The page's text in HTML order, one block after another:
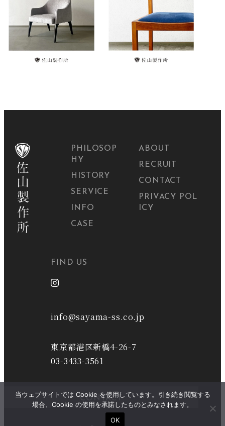
PHILOSOP
HY
HISTORY
SERVICE
INFO
CASE
ABOUT
RECRUIT
CONTACT
PRIVACY POL
ICY
FIND US
info@sayama-ss.co.jp
東京都港区新橋4-26-7
03-3433-3561
CONTACT
当ウェブサイトでは Cookie を使用しています。引き続き閲覧する
場合、Cookie の使用を承諾したものとみなされます。
OK